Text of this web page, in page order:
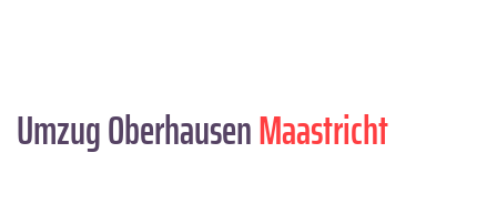
Umzug OberhausenMaastricht